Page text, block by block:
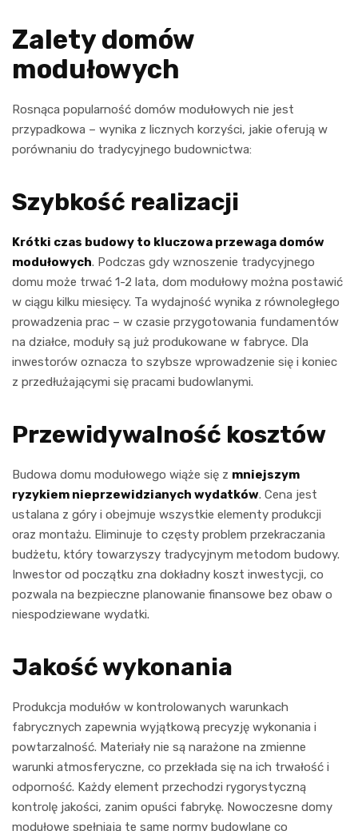
Zalety domów
modułowych
Rosnąca popularność domów modułowych nie jest
przypadkowa – wynika z licznych korzyści, jakie oferują w
porównaniu do tradycyjnego budownictwa:
Szybkość realizacji
Krótki czas budowy to kluczowa przewaga domów
modułowych. Podczas gdy wznoszenie tradycyjnego
domu może trwać 1-2 lata, dom modułowy można postawić
w ciągu kilku miesięcy. Ta wydajność wynika z równoległego
prowadzenia prac – w czasie przygotowania fundamentów
na działce, moduły są już produkowane w fabryce. Dla
inwestorów oznacza to szybsze wprowadzenie się i koniec
z przedłużającymi się pracami budowlanymi.
Przewidywalność kosztów
Budowa domu modułowego wiąże się z mniejszym
ryzykiem nieprzewidzianych wydatków. Cena jest
ustalana z góry i obejmuje wszystkie elementy produkcji
oraz montażu. Eliminuje to częsty problem przekraczania
budżetu, który towarzyszy tradycyjnym metodom budowy.
Inwestor od początku zna dokładny koszt inwestycji, co
pozwala na bezpieczne planowanie finansowe bez obaw o
niespodziewane wydatki.
Jakość wykonania
Produkcja modułów w kontrolowanych warunkach
fabrycznych zapewnia wyjątkową precyzję wykonania i
powtarzalność. Materiały nie są narażone na zmienne
warunki atmosferyczne, co przekłada się na ich trwałość i
odporność. Każdy element przechodzi rygorystyczną
kontrolę jakości, zanim opuści fabrykę. Nowoczesne domy
modułowe spełniają te same normy budowlane co